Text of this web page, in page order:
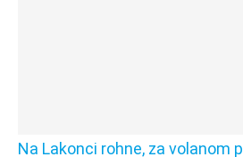
Na Lakonci rohne, za volanom